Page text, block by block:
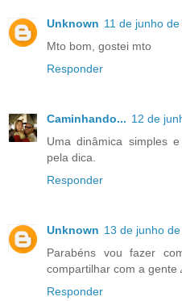
Unknown 11 de junho
Mto bom, gostei mto
Responder
Caminhando... 12 de
Uma dinâmica simples
pela dica.
Responder
Unknown 13 de junho
Parabéns vou fazer
compartilhar com a
Responder